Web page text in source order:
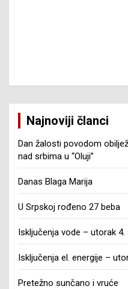
Najnoviji članci
Dan žalosti povodom
nad srbima u “Oluji”
Danas Blaga Marija
U Srpskoj rođeno 27 beba
Isključenja vode – utorak 4.
Isključenja el. energije –
Pretežno sunčano i vruće